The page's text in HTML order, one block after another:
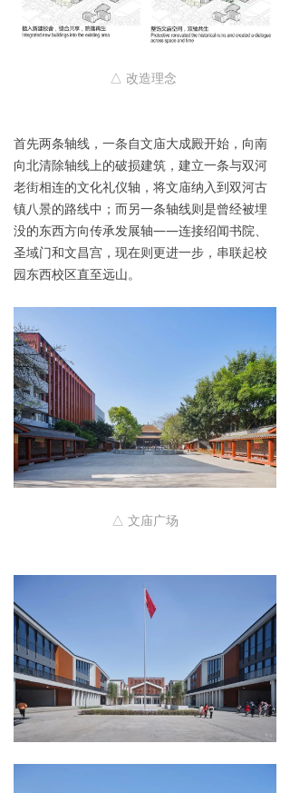
△ 改造理念
首先两条轴线，一条自文庙大成殿开始，向南
向北清除轴线上的破损建筑，建立一条与双河
老街相连的文化礼仪轴，将文庙纳入到双河古
镇八景的路线中；而另一条轴线则是曾经被埋
没的东西方向传承发展轴——连接绍闻书院、
圣域门和文昌宫，现在则更进一步，串联起校
园东西校区直至远山。
△ 文庙广场